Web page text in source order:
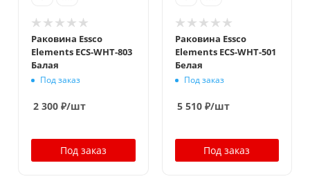
Раковина Essco
Elements ECS-WHT-803
Балая
Под заказ
2 300 ₽/шт
Под заказ
Раковина Essco
Elements ECS-WHT-501
Белая
Под заказ
5 510₽/шт
Под заказ